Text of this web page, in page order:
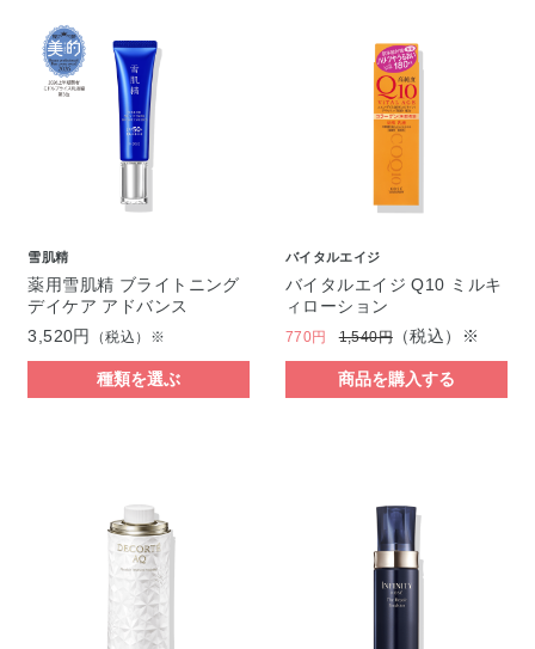
雪肌精
薬用雪肌精 ブライトニング
デイケア アドバンス
3,520円
（税込）※
種類を選ぶ
バイタルエイジ
バイタルエイジ Q10 ミルキ
ィローション
770円 1,540円（税込）※
商品を購入する